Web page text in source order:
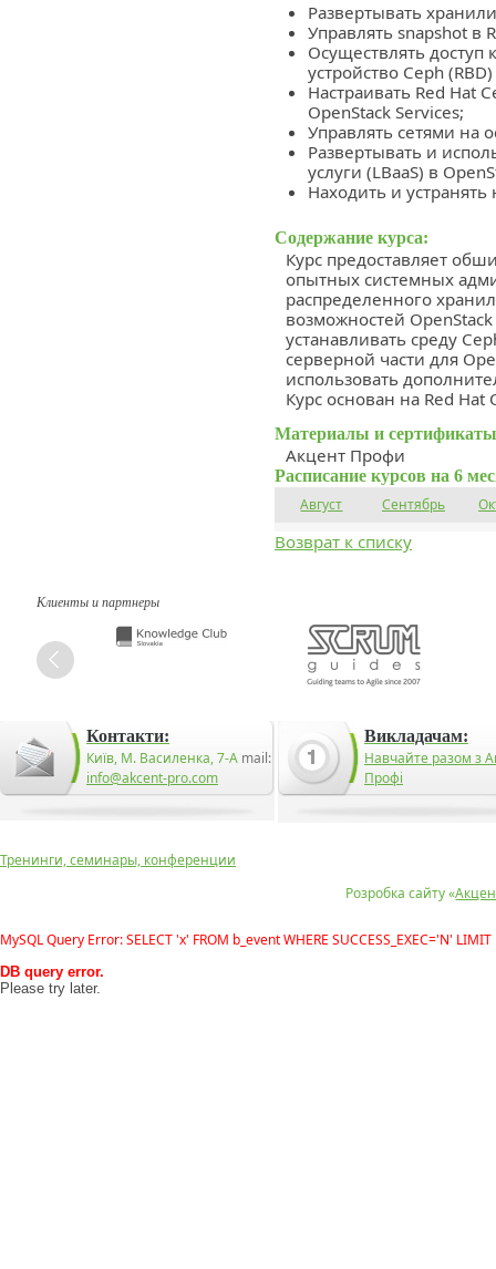
Развертывать
Управлять snapshot в
Осуществлять
устройство Ceph
Настраивать Red Hat
OpenStack Services;
Управлять сетями на
Развертывать и
услуги (LBaaS) в
Находить и
Содержание курса:
Курс предоставляет
опытных системных
распределенного
возможностей
устанавливать среду
серверной части для
использовать
Курс основан на Red Hat
Материалы и
Акцент Профи
Расписание курсов на 6
Август Сентябрь
Возврат к списку
Клиенты и партнеры
Контакти:
Київ, М. Василенка, 7-А mail:
info@akcent-pro.com
Викладачам:
Навчайте разом з
Профі
Розробка сайту «
Тренинги, семинары, конференции
MySQL Query Error: SELECT 'x' FROM b_event WHERE SUCCESS_EXEC='N' LIMIT
DB query error.
Please try later.